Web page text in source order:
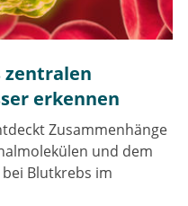
zentralen
erkennen
Zusammenhänge
und dem
Blutkrebs im